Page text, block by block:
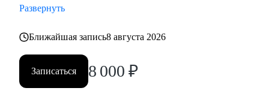
команды.
сотрудником/руководителем.
Кому могу помочь:
• Специалистам всех уровней в области, операций,
Развернуть
Ближайшая запись8 августа 2026
Записаться 8 000 ₽